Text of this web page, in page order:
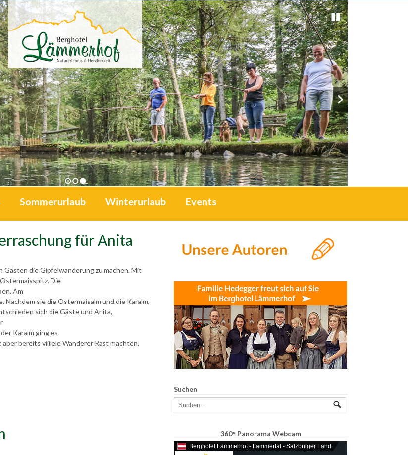
1 2 3
Sommerurlaub Winterurlaub Events
für Anita
die Gipfelwanderung zu machen. Mit
Die
Am
sie die Ostermaisalm und die Karalm,
sich die Gäste und Anita,
Karalm ging es
bereits viiiiele Wanderer Rast machten,
Suchen
360° Panorama Webcam
Berghotel Lämmerhof - Lammertal - Salzburger Land